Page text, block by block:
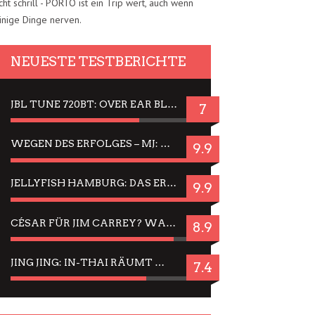
schrill - PORTO ist ein Trip wert, auch wenn
Dinge nerven.
NEUESTE TESTBERICHTE
JBL TUNE 720BT: OVER EAR BLUETOOTH KOPFHÖRER UM DIE 50,-€ IM DAUER-TEST 7
WEGEN DES ERFOLGES – MJ: MICHAEL JACKSON MUSICAL IN EINER MATINEE SEHEN 9.9
JELLYFISH HAMBURG: DAS ERFOLGREICHE SOMMER-MENÜ 2025 IN GEFÜHLEN UND BILDERN 9.9
CÉSAR FÜR JIM CARREY? WARUM DAS EINER DER NERVIGSTEN ACTORS IST UND BLEIBT 8.9
JING JING: IN-THAI RÄUMT WIEDER TITEL AB – EIN ZWEI-STUNDEN-ERLEBNISBERICHT 7.4